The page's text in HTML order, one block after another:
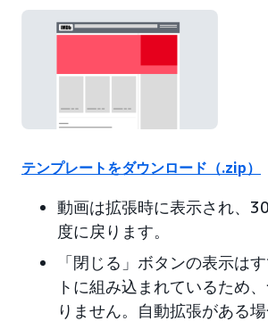
テンプレートをダウンロード（.zip）
動画は拡張時に表示され、
度に戻ります。
「閉じる」ボタンの表示は
トに組み込まれているため
りません。自動拡張がある